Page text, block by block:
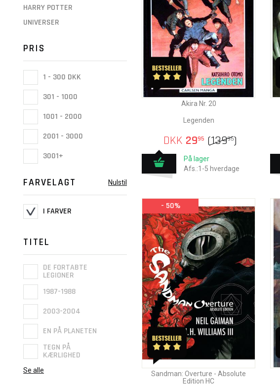
HARRY POTTER
UNIVERSER
PRIS
1 - 300 DKK
301 - 1000
1001 - 2000
2001 - 3000
3001+
FARVELAGT Nulstil
I FARVER
TITEL
DE FORTABTE
LEGIONER
1987-1988
2003-2004
EN PÅ PLANETEN
TEGN PÅ
KÆRLIGHED
Se alle
Akira Nr. 20
Legenden
DKK 2995 (13995)
På lager
Afs.:1-5 hverdage
- 50%
Sandman: Overture - Absolute
Edition HC